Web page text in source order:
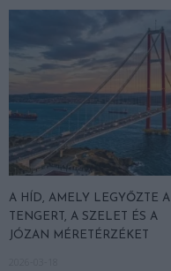
A HÍD, AMELY LEGYŐZTE A
TENGERT, A SZELET ÉS A
JÓZAN MÉRETÉRZÉKET